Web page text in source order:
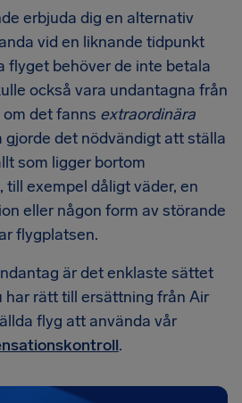
erbjuda dig en alternativ
vid en liknande tidpunkt
flyget behöver de inte betala
också vara undantagna från
det fanns extraordinära
gjorde det nödvändigt att ställa
som ligger bortom
exempel dåligt väder, en
eller någon form av störande
flygplatsen.
är det enklaste sättet
har rätt till ersättning från Air
flyg att använda vår
.